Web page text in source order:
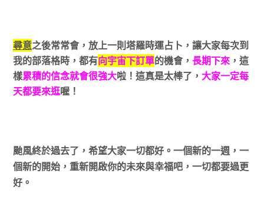
尋意之後常常會，放上一則塔羅時運占卜，讓大家每次到
我的部落格時，都有向宇宙下訂單的機會， 長期下來，這
樣累積的信念就會很強大啦！這真是太棒了， 大家一定每
天都要來逛喔！
颱風終於過去了，希望大家一切都好。一個新的一週，一
個新的開始，重新開啟你的未來與幸福吧，一切都要過更
好。